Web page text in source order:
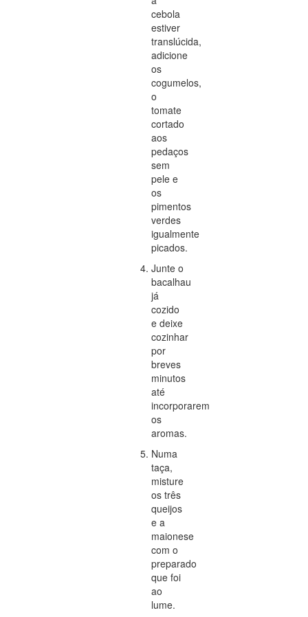
cebola
estiver
translúcida,
adicione
os
cogumelos,
o
tomate
cortado
aos
pedaços
sem
pele e
os
pimentos
verdes
igualmente
picados.
Junte o
bacalhau
já
cozido
e deixe
cozinhar
por
breves
minutos
até
incorporarem
os
aromas.
Numa
taça,
misture
os três
queijos
e a
maionese
com o
preparado
que foi
ao
lume.